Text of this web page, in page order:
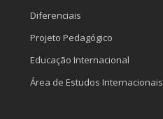
Diferenciais
Projeto Pedagógico
Educação Internacional
Área de Estudos Internacionais